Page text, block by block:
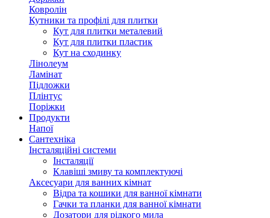
Ковролін
Кутники та профілі для плитки
Кут для плитки металевий
Кут для плитки пластик
Кут на сходинку
Лінолеум
Ламінат
Підложки
Плінтус
Поріжки
Продукти
Напої
Сантехніка
Інсталяційні системи
Інсталяції
Клавіші змиву та комплектуючі
Аксесуари для ванних кімнат
Відра та кошики для ванної кімнати
Гачки та планки для ванної кімнати
Дозатори для рідкого мила